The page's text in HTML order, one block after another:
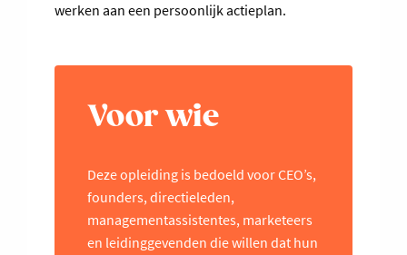
werken aan een persoonlijk actieplan.
Voor wie
Deze opleiding is bedoeld voor CEO’s,
founders, directieleden,
managementassistentes, marketeers
en leidinggevenden die willen dat hun